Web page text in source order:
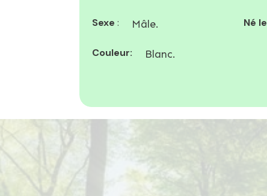
Sexe : Mâle. Né le
Couleur: Blanc.